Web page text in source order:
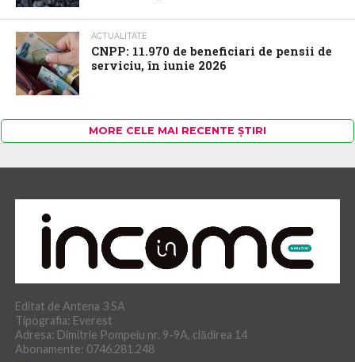
ACTUALITATE
CNPP: 11.970 de beneficiari de pensii de
serviciu, în iunie 2026
MORE CELE MAI RECENTE ȘTIRI
Editat de Antena 3 SA
Tipografia: Everest
Adresa: Dimitrie Pompeiu nr. 9-9A, clădirea 14
Abonamente: 0746.281.248